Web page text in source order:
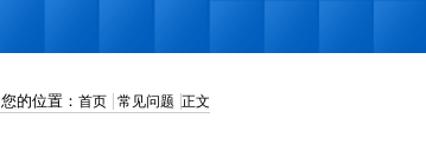
您的位置： 首页 常见问题 正文